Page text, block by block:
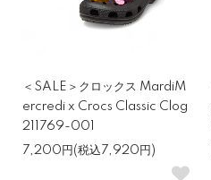
＜SALE＞クロックス MardiM
ercredi x Crocs Classic Clog
211769-001
7,200円(税込7,920円)